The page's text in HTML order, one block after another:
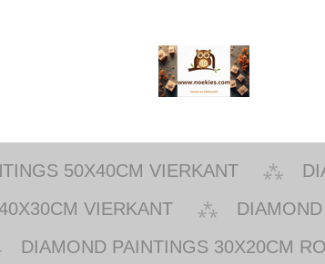
50X40CM VIERKANT
VIERKANT
DIAMOND PAINTINGS 30X20CM